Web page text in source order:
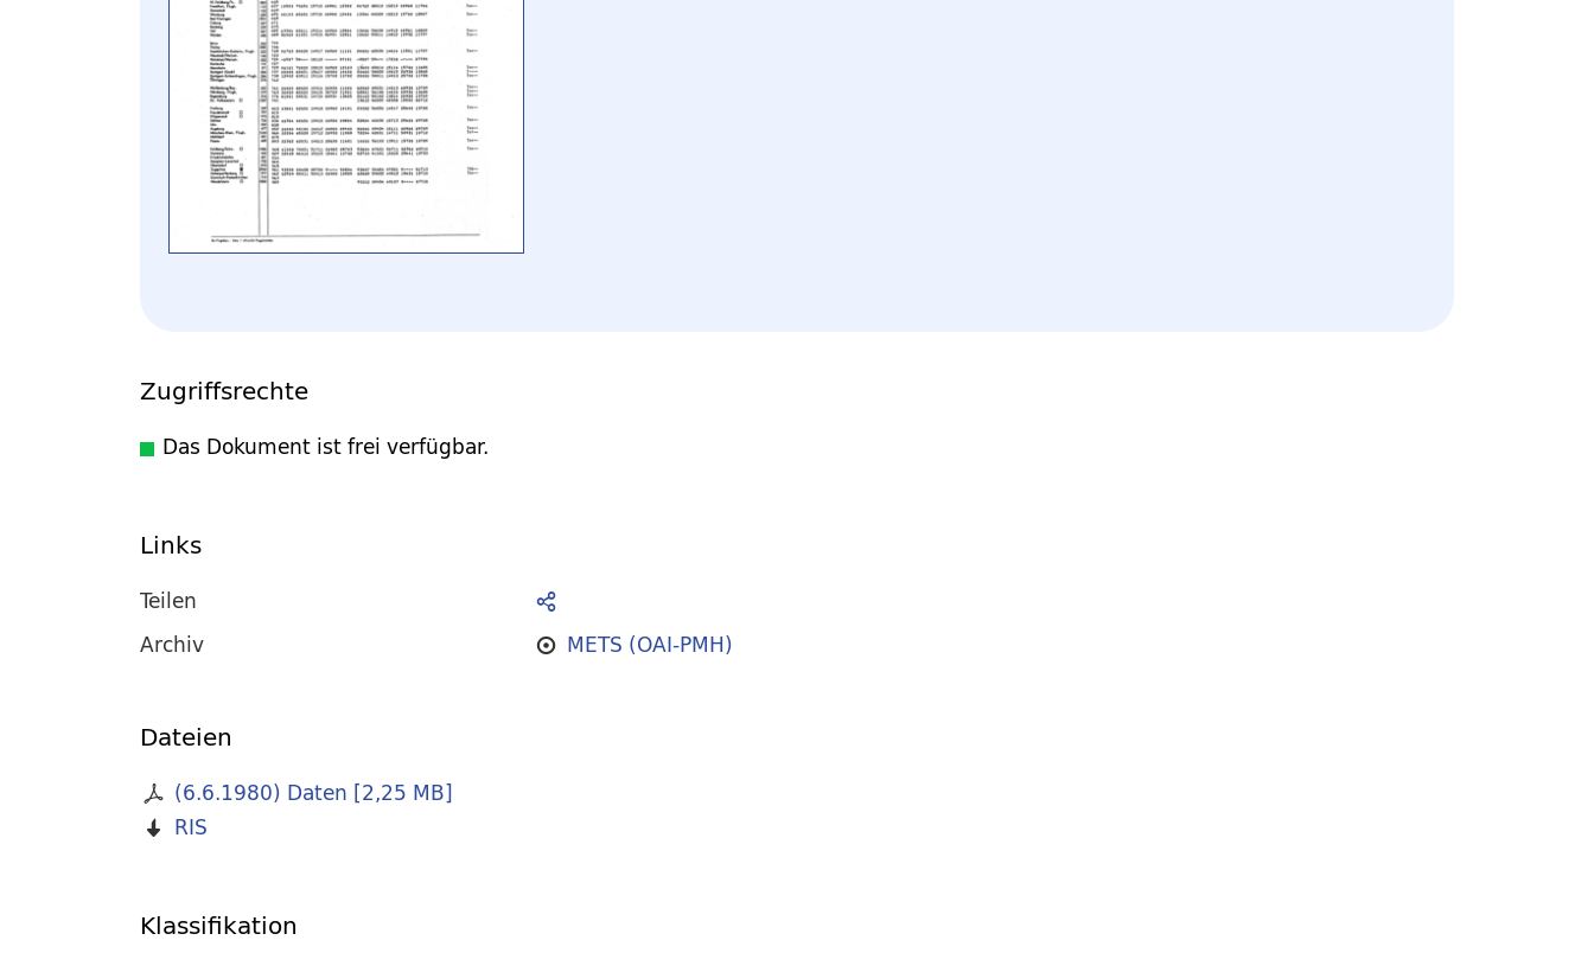
Zugriffsrechte
Das Dokument ist frei verfügbar.
Links
Teilen
Archiv
METS (OAI-PMH)
Dateien
(6.6.1980) Daten [2,25 MB]
RIS
Klassifikation